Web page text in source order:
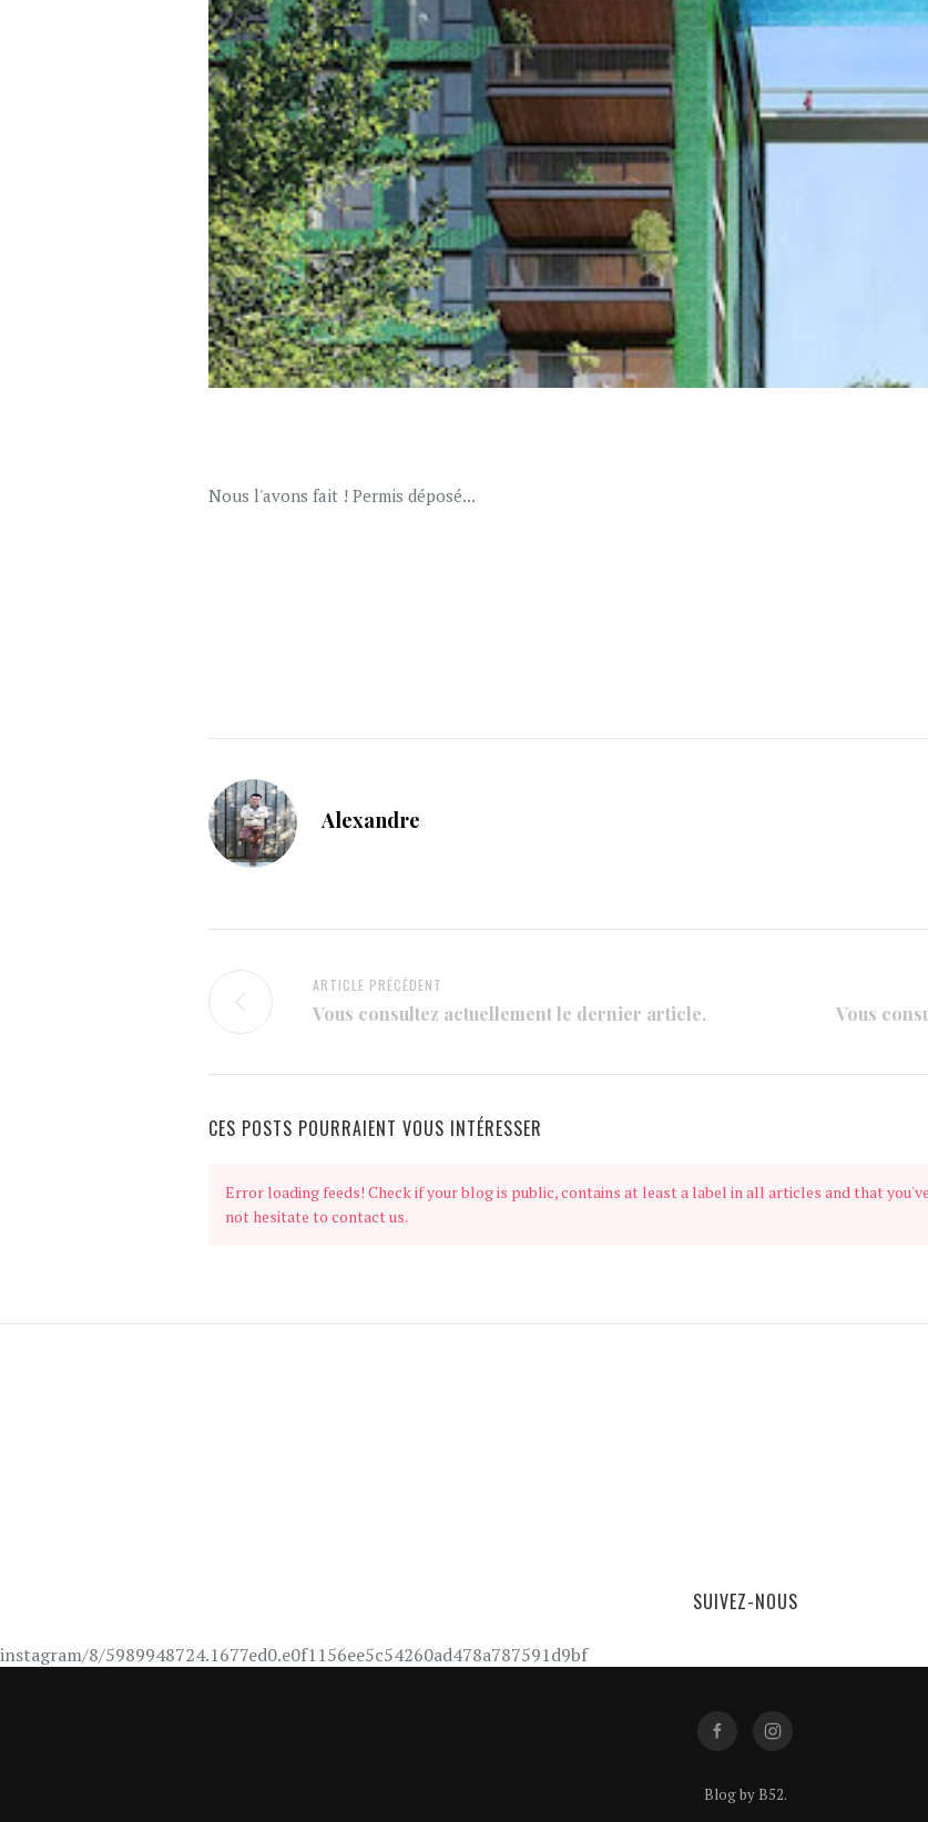
Nous l'avons fait ! Permis déposé...
Alexandre
ARTICLE PRÉCÉDENT
Vous consultez actuellement le dernier article. Vous
CES POSTS POURRAIENT VOUS INTÉRESSER
Error loading feeds! Check if your blog is public, contains at least a label in all articles and that
not hesitate to contact us.
SUIVEZ-NOUS
instagram/8/5989948724.1677ed0.e0f1156ee5c54260ad478a787591d9bf
Blog by B52.